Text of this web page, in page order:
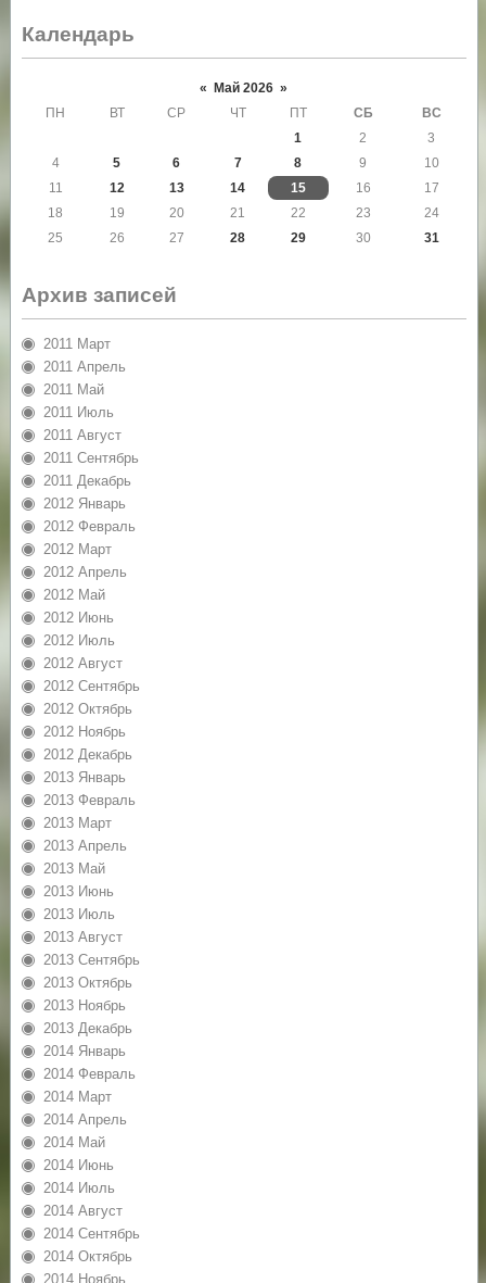
Календарь
« Май 2026 »
ПН
ВТ СР ЧТ ПТ СБ
ВС
1
2
3
4
5 6 7 8 9
10
11
12 13 14 15 16
17
18
19 20 21 22 23
24
25
26 27 28 29 30 31
Архив записей
2011 Март
2011 Апрель
2011 Май
2011 Июль
2011 Август
2011 Сентябрь
2011 Декабрь
2012 Январь
2012 Февраль
2012 Март
2012 Апрель
2012 Май
2012 Июнь
2012 Июль
2012 Август
2012 Сентябрь
2012 Октябрь
2012 Ноябрь
2012 Декабрь
2013 Январь
2013 Февраль
2013 Март
2013 Апрель
2013 Май
2013 Июнь
2013 Июль
2013 Август
2013 Сентябрь
2013 Октябрь
2013 Ноябрь
2013 Декабрь
2014 Январь
2014 Февраль
2014 Март
2014 Апрель
2014 Май
2014 Июнь
2014 Июль
2014 Август
2014 Сентябрь
2014 Октябрь
2014 Ноябрь